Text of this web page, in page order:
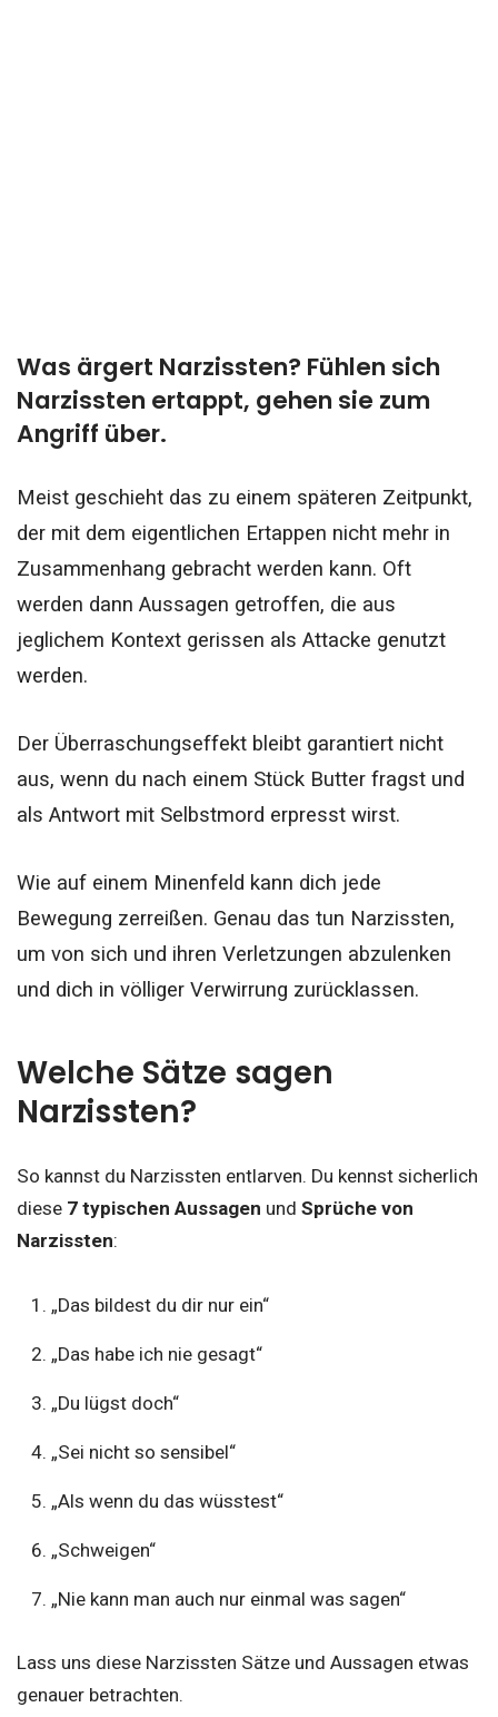
Was ärgert Narzissten? Fühlen sich
Narzissten ertappt, gehen sie zum
Angriff über.
Meist geschieht das zu einem späteren Zeitpunkt,
der mit dem eigentlichen Ertappen nicht mehr in
Zusammenhang gebracht werden kann. Oft
werden dann Aussagen getroffen, die aus
jeglichem Kontext gerissen als Attacke genutzt
werden.
Der Überraschungseffekt bleibt garantiert nicht
aus, wenn du nach einem Stück Butter fragst und
als Antwort mit Selbstmord erpresst wirst.
Wie auf einem Minenfeld kann dich jede
Bewegung zerreißen. Genau das tun Narzissten,
um von sich und ihren Verletzungen abzulenken
und dich in völliger Verwirrung zurücklassen.
Welche Sätze sagen
Narzissten?
So kannst du Narzissten entlarven. Du kennst sicherlich
diese 7 typischen Aussagen und Sprüche von
Narzissten:
„Das bildest du dir nur ein“
„Das habe ich nie gesagt“
„Du lügst doch“
„Sei nicht so sensibel“
„Als wenn du das wüsstest“
„Schweigen“
„Nie kann man auch nur einmal was sagen“
Lass uns diese Narzissten Sätze und Aussagen etwas
genauer betrachten.